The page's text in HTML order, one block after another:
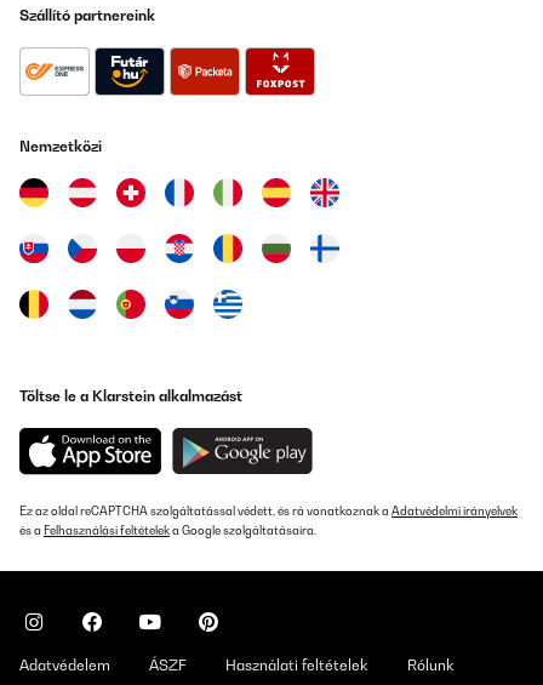
Szállító partnereink
Nemzetközi
Töltse le a Klarstein alkalmazást
Ez az oldal reCAPTCHA szolgáltatással védett, és rá vonatkoznak a Adatvédelmi irányelvek
és a Felhasználási feltételeka Google szolgáltatásaira.
Adatvédelem ÁSZF Használati feltételek Rólunk